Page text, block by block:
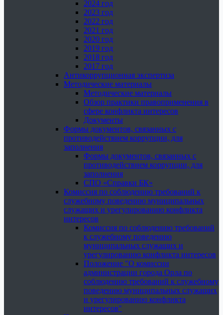
2024 год
2023 год
2022 год
2021 год
2020 год
2019 год
2018 год
2017 год
Антикоррупционная экспертиза
Методические материалы
Методические материалы
Обзор практики правоприменения в
сфере конфликта интересов
Документы
Формы документов, связанных с
противодействием коррупции, для
заполнения
Формы документов, связанных с
противодействием коррупции, для
заполнения
СПО «Справки БК»
Комиссия по соблюдению требований к
служебному поведению муниципальных
служащих и урегулированию конфликта
интересов
Комиссия по соблюдению требований
к служебному поведению
муниципальных служащих и
урегулированию конфликта интересов
Положение "О комиссии
администрации города Орла по
соблюдению требований к служебному
поведению муниципальных служащих
и урегулированию конфликта
интересов"